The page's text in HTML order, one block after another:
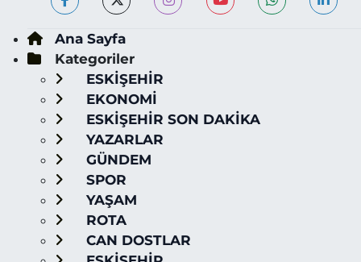
Ana Sayfa
Kategoriler
ESKİŞEHİR
EKONOMİ
ESKİŞEHİR SON DAKİKA
YAZARLAR
GÜNDEM
SPOR
YAŞAM
ROTA
CAN DOSTLAR